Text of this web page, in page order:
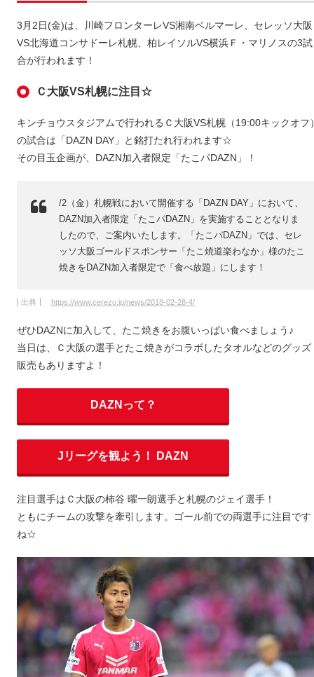
3月2日(金)は、川崎フロンターレVS湘南ベルマーレ、セレッソ大阪
VS北海道コンサドーレ札幌、柏レイソルVS横浜Ｆ・マリノスの3試
合が行われます！
Ｃ大阪VS札幌に注目☆
キンチョウスタジアムで行われるＣ大阪VS札幌（19:00キックオフ
の試合は「DAZN DAY」と銘打たれ行われます☆
その目玉企画が、DAZN加入者限定「たこパDAZN」！
/2（金）札幌戦において開催する「DAZN DAY」において、
DAZN加入者限定「たこパDAZN」を実施することとなりま
したので、ご案内いたします。「たこパDAZN」では、セレ
ッソ大阪ゴールドスポンサー「たこ焼道楽わなか」様のたこ
焼きをDAZN加入者限定で「食べ放題」にします！
出典 https://www.cerezo.jp/news/2018-02-28-4/
ぜひDAZNに加入して、たこ焼きをお腹いっぱい食べましょう♪
当日は、Ｃ大阪の選手とたこ焼きがコラボしたタオルなどのグッズ
販売もありますよ！
DAZNって？
Jリーグを観よう！ DAZN
注目選手はＣ大阪の柿谷 曜一朗選手と札幌のジェイ選手！
ともにチームの攻撃を牽引します。ゴール前での両選手に注目です
ね☆